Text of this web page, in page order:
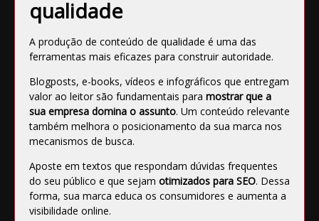
qualidade
A produção de conteúdo de qualidade é uma das
ferramentas mais eficazes para construir autoridade.
Blogposts, e-books, vídeos e infográficos que entregam
valor ao leitor são fundamentais para mostrar que a
sua empresa domina o assunto. Um conteúdo relevante
também melhora o posicionamento da sua marca nos
mecanismos de busca.
Aposte em textos que respondam dúvidas frequentes
do seu público e que sejam otimizados para SEO. Dessa
forma, sua marca educa os consumidores e aumenta a
visibilidade online.